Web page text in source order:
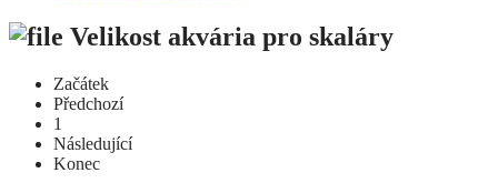
Velikost akvária pro skaláry
Začátek
Předchozí
1
Následující
Konec